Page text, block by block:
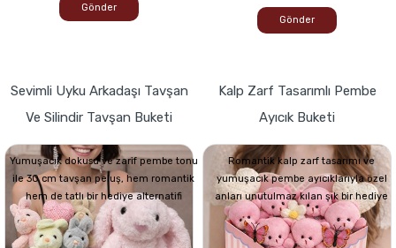
Gönder
Gönder
Sevimli Uyku Arkadaşı Tavşan
Ve Silindir Tavşan Buketi
Yumuşacık dokusu ve zarif pembe tonu
ile 30 cm tavşan peluş, hem romantik
hem de tatlı bir hediye alternatifi
Kalp Zarf Tasarımlı Pembe
Ayıcık Buketi
Romantik kalp zarf tasarımı ve
yumuşacık pembe ayıcıklarıyla özel
anları unutulmaz kılan şık bir hediye